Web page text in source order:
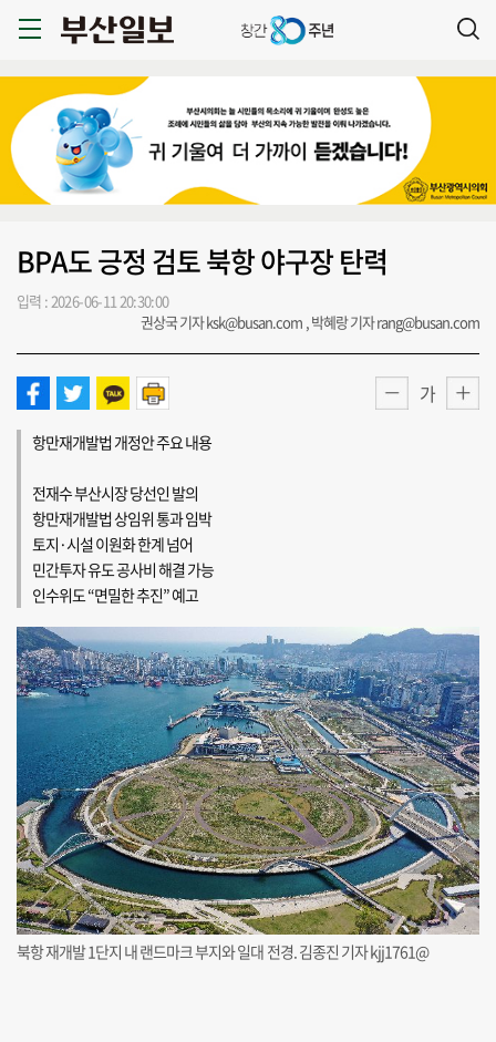
BPA도 긍정 검토 북항 야구장 탄력
입력 : 2026-06-11 20:30:00
권상국 기자 ksk@busan.com , 박혜랑 기자 rang@busan.com
가
항만재개발법 개정안 주요 내용
전재수 부산시장 당선인 발의
항만재개발법 상임위 통과 임박
토지·시설 이원화 한계 넘어
민간투자 유도 공사비 해결 가능
인수위도 “면밀한 추진” 예고
북항 재개발 1단지 내 랜드마크 부지와 일대 전경. 김종진 기자 kjj1761@